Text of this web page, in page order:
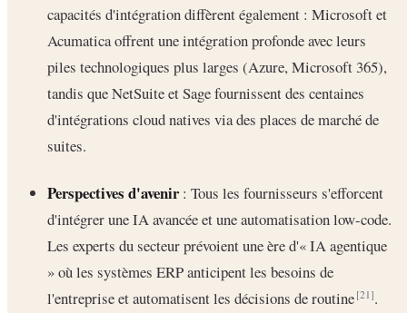
capacités d'intégration diffèrent également : Microsoft et
Acumatica offrent une intégration profonde avec leurs
piles technologiques plus larges (Azure, Microsoft 365),
tandis que NetSuite et Sage fournissent des centaines
d'intégrations cloud natives via des places de marché de
suites.
Perspectives d'avenir: Tous les fournisseurs s'efforcent
d'intégrer une IA avancée et une automatisation low-code.
Les experts du secteur prévoient une ère d'« IA agentique
» où les systèmes ERP anticipent les besoins de
l'entreprise et automatisent les décisions de routine[21].